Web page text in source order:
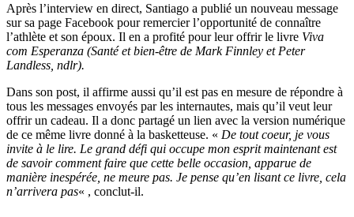
Après l’interview en direct, Santiago a publié un nouveau message
sur sa page Facebook pour remercier l’opportunité de connaître
l’athlète et son époux. Il en a profité pour leur offrir le livre Viva
com Esperanza (Santé et bien-être de Mark Finnley et Peter
Landless, ndlr).
Dans son post, il affirme aussi qu’il est pas en mesure de répondre à
tous les messages envoyés par les internautes, mais qu’il veut leur
offrir un cadeau. Il a donc partagé un lien avec la version numérique
de ce même livre donné à la basketteuse. « De tout coeur, je vous
invite à le lire. Le grand défi qui occupe mon esprit maintenant est
de savoir comment faire que cette belle occasion, apparue de
manière inespérée, ne meure pas. Je pense qu’en lisant ce livre, cela
n’arrivera pas« , conclut-il.